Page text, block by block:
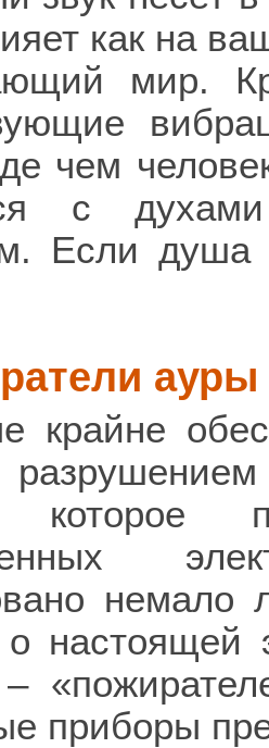
как на
мир.
чем
с
Если душа
ауры
крайне
которое
немало
о
приборы